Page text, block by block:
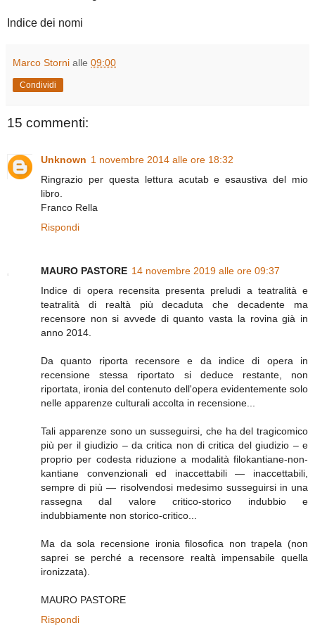
Indice dei nomi
Marco Storni alle 09:00
Condividi
15 commenti:
Unknown 1 novembre 2014 alle ore 18:32
Ringrazio per questa lettura acutab e esaustiva del mio
libro.
Franco Rella
Rispondi
MAURO PASTORE 14 novembre 2019 alle ore 09:37
Indice di opera recensita presenta preludi a teatralità e
teatralità di realtà più decaduta che decadente ma
recensore non si avvede di quanto vasta la rovina già in
anno 2014.
Da quanto riporta recensore e da indice di opera in
recensione stessa riportato si deduce restante, non
riportata, ironia del contenuto dell'opera evidentemente solo
nelle apparenze culturali accolta in recensione...
Tali apparenze sono un susseguirsi, che ha del tragicomico
più per il giudizio – da critica non di critica del giudizio – e
proprio per codesta riduzione a modalità filokantiane-non-
kantiane convenzionali ed inaccettabili — inaccettabili,
sempre di più — risolvendosi medesimo susseguirsi in una
rassegna dal valore critico-storico indubbio e
indubbiamente non storico-critico...
Ma da sola recensione ironia filosofica non trapela (non
saprei se perché a recensore realtà impensabile quella
ironizzata).
MAURO PASTORE
Rispondi